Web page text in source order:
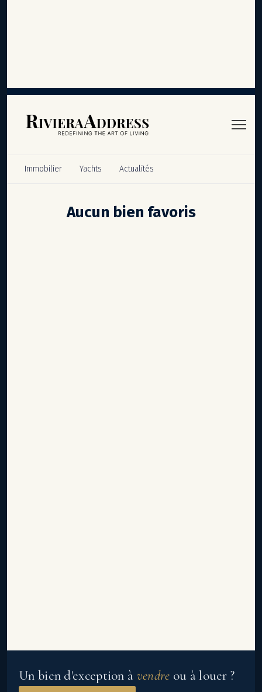
Immobilier Yachts Actualités
VOS BIENS FAVORIS
Aucun bien favoris
Un bien d'exception à vendre ou à louer ?